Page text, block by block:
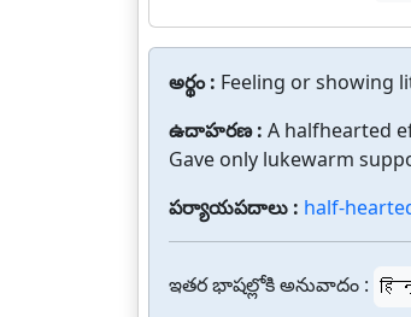
అర్థం : Feeling or showing
ఉదాహరణ : A halfhearted
Gave only lukewarm
పర్యాయపదాలు : half-
ఇతర భాషల్లోకి అనువాదం :